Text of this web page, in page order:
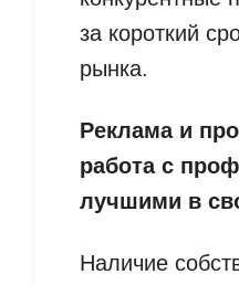
за короткий
рынка.
Реклама и
работа с
лучшими в
Наличие